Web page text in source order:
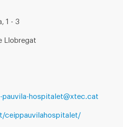
1 - 3
Llobregat
pauvila-hospitalet@xtec.cat
ceippauvilahospitalet/